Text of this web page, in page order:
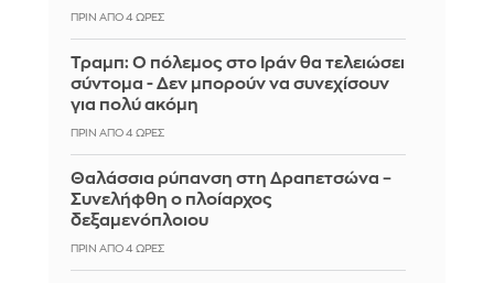
ΠΡΙΝ ΑΠΌ 4 ΏΡΕΣ
Τραμπ: Ο πόλεμος στο Ιράν θα τελειώσει
σύντομα - Δεν μπορούν να συνεχίσουν
για πολύ ακόμη
ΠΡΙΝ ΑΠΌ 4 ΏΡΕΣ
Θαλάσσια ρύπανση στη Δραπετσώνα –
Συνελήφθη ο πλοίαρχος
δεξαμενόπλοιου
ΠΡΙΝ ΑΠΌ 4 ΏΡΕΣ